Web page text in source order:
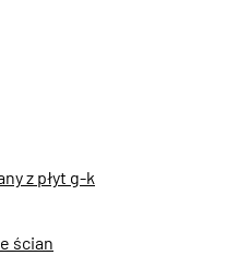
z płyt g-k
ścian